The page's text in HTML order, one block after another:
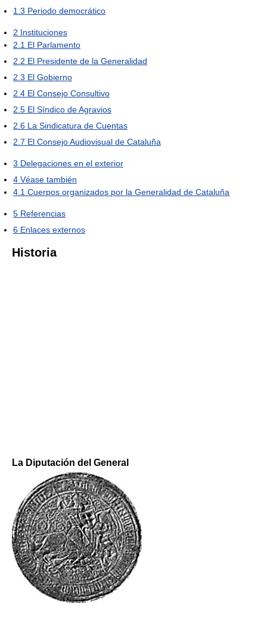
1.3 Periodo democrático
2 Instituciones
2.1 El Parlamento
2.2 El Presidente de la Generalidad
2.3 El Gobierno
2.4 El Consejo Consultivo
2.5 El Síndico de Agravios
2.6 La Sindicatura de Cuentas
2.7 El Consejo Audiovisual de Cataluña
3 Delegaciones en el exterior
4 Véase también
4.1 Cuerpos organizados por la Generalidad de Cataluña
5 Referencias
6 Enlaces externos
Historia
La Diputación del General